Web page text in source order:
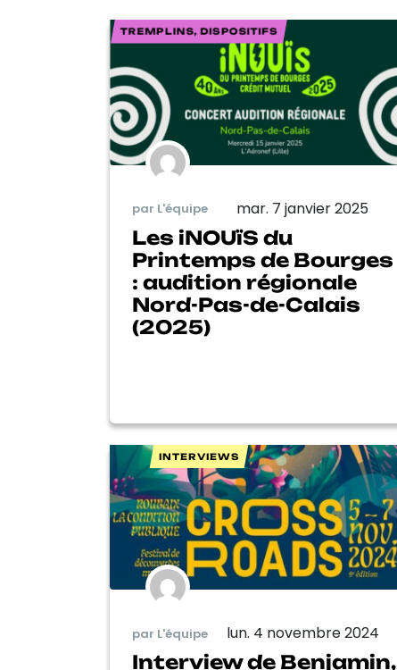
TREMPLINS, DISPOSITIFS
par L'équipe mar. 7 janvier 2025
Les iNOUïS du
Printemps de Bourges
: audition régionale
Nord-Pas-de-Calais
(2025)
INTERVIEWS
par L'équipe lun. 4 novembre 2024
Interview de Benjamin,